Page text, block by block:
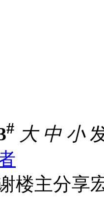
# 大 中 小
楼主分享